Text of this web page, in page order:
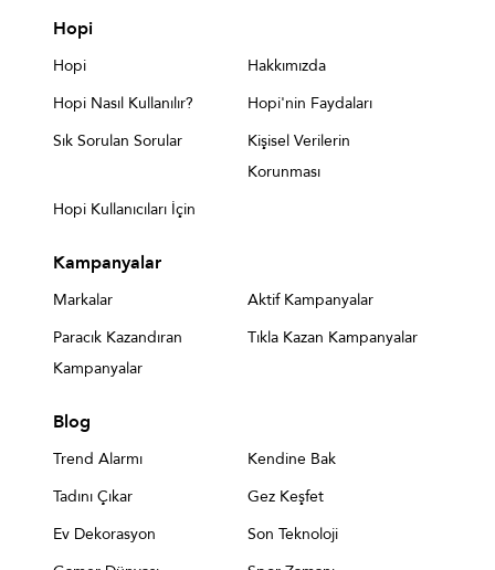
Hopi
Hopi
Hakkımızda
Hopi Nasıl Kullanılır?
Hopi'nin Faydaları
Sık Sorulan Sorular
Kişisel Verilerin
Korunması
Hopi Kullanıcıları İçin
Kampanyalar
Markalar
Aktif Kampanyalar
Paracık Kazandıran
Kampanyalar
Tıkla Kazan Kampanyalar
Blog
Trend Alarmı
Kendine Bak
Tadını Çıkar
Gez Keşfet
Ev Dekorasyon
Son Teknoloji